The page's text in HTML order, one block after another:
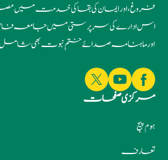
فروغ، اور ایمان کی بقا کی خدمت
اس ادارے کی سرپرستی میں جامعہ
اور ماہنامہ صدائے ختمِ نبوت بھی شامل
مرکزی صفحات
ہوم پیج
تعارف